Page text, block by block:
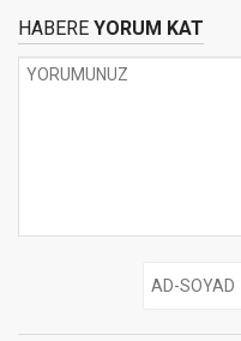
HABERE YORUM KAT